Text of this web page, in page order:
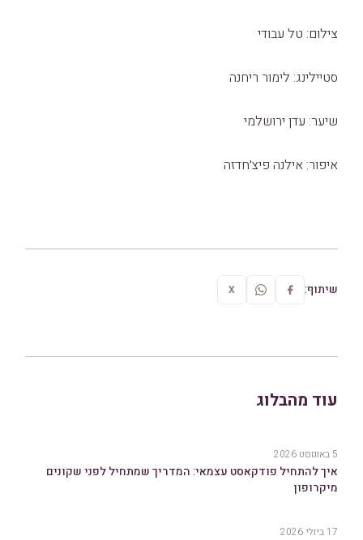
צילום: טל עבודי
סטיילינג: לימור ריחנה
שיער: עדן ירושלמי
איפור: אילנה פיצ׳חדזה
שיתוף: X
עוד מהבלוג
5 באוגוסט 2026
איך להתחיל פודקאסט עצמאי: המדריך שמתחיל לפני שקונים
מיקרופון
17 ביולי 2026